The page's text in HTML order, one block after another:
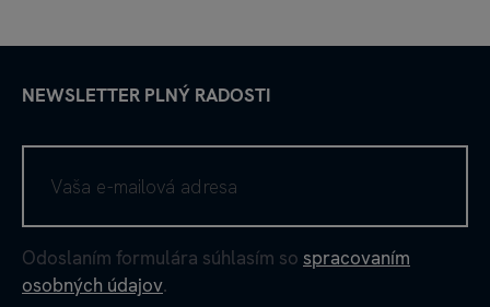
NEWSLETTER PLNÝ RADOSTI
Odoslaním formulára súhlasím so spracovaním
osobných údajov.